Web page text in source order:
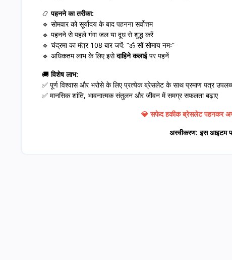
📿पहनने का तरीका:
🔹 सोमवार को सूर्योदय के बाद पहनना सर्वोत्तम
🔹 पहनने से पहले गंगा जल या दूध से शुद्ध करें
🔹 चंद्रमा का मंत्र 108 बार जपें: “ॐ सों सोमाय नमः”
🔹 अधिकतम लाभ के लिए इसेदाहिने कलाईपर पहनें
🚚विशेष लाभ:
✅ पूर्ण विश्वास और भरोसे के लिए प्रत्येक ब्रेसलेट के साथ प्रमाण पत्र
✅ मानसिक शांति, भावनात्मक संतुलन और जीवन में समग्र सफलता बढ़ाए
💎 सफेद हकीक ब्रेसलेट पहनकर
अस्वीकरण: इस आइटम पर